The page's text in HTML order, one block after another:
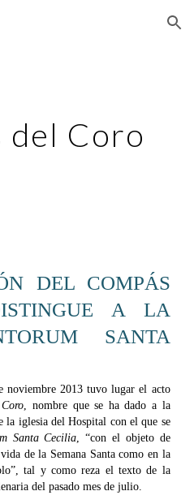
Skip to navigation
del Coro
DEL COMPÁS
A LA
SANTA
noviembre 2013 tuvo lugar el acto
, nombre que se ha dado a la
la iglesia del Hospital con el que se
Santa Cecilia, “con el objeto de
de la Semana Santa como en la
tal y como reza el texto de la
del pasado mes de julio.